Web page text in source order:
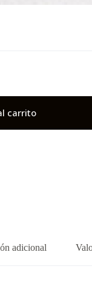
carrito
adicional